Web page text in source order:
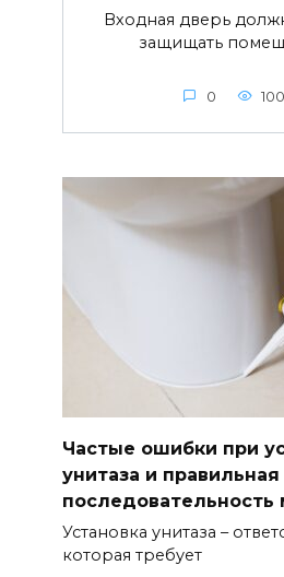
Входная дверь
защищать
0 100
Частые ошибки при
унитаза и правильная
последовательность
Установка унитаза –
которая требует